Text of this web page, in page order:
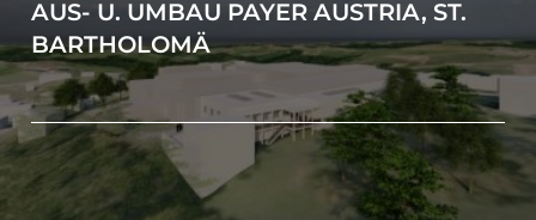
AUS- U. UMBAU PAYER AUSTRIA, ST.
BARTHOLOMÄ